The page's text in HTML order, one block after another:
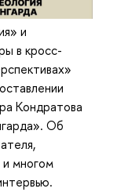
и
в кросс-
Кондратова
Об
многом